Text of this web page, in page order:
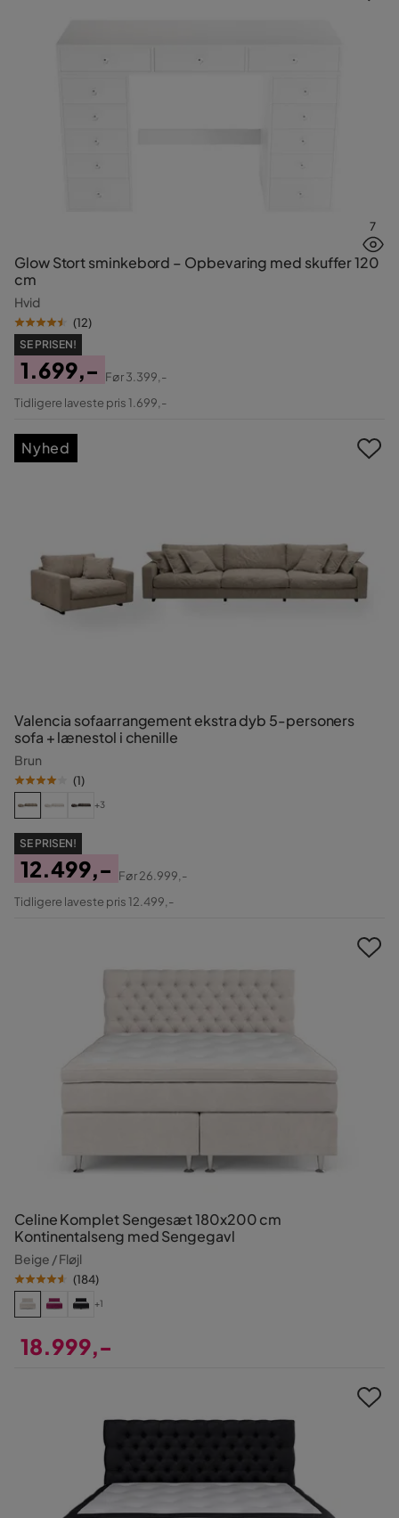
7
Glow Stort sminkebord – Opbevaring med skuffer 120
cm
Hvid
(12)
SE PRISEN!
Pris
1.699,-
Original
Før3.399,-
Tidligere laveste pris 1.699,-
Valencia sofaarrangement ekstra dyb 5-personers
sofa + lænestol i chenille
Brun
(1)
+3
SE PRISEN!
Pris
12.499,-
Original
Før26.999,-
Tidligere laveste pris 12.499,-
Nyhed
Celine Komplet Sengesæt 180x200 cm
Kontinentalseng med Sengegavl
Beige / Fløjl
(184)
+1
18.999,-